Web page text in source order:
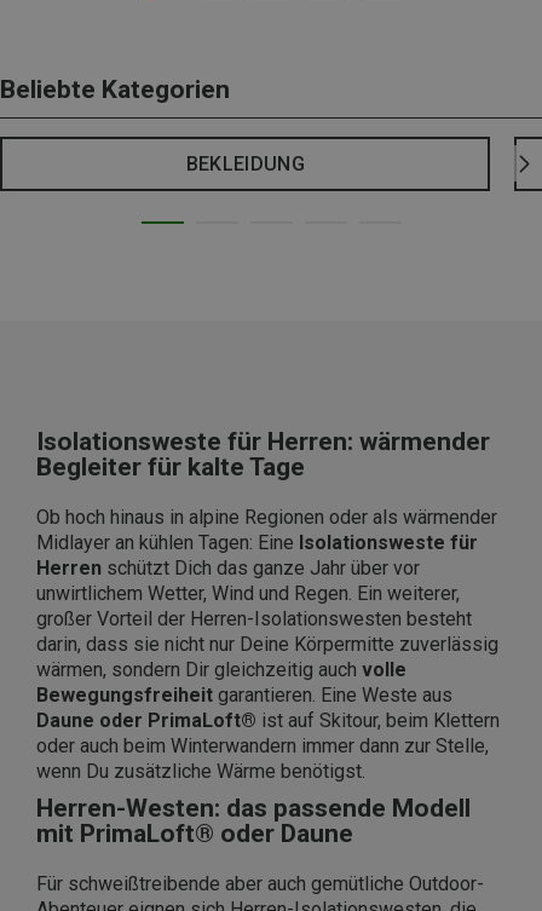
Beliebte Kategorien
BEKLEIDUNG
Isolationsweste für Herren: wärmender
Begleiter für kalte Tage
Ob hoch hinaus in alpine Regionen oder als wärmender
Midlayer an kühlen Tagen: Eine Isolationsweste für
Herren schützt Dich das ganze Jahr über vor
unwirtlichem Wetter, Wind und Regen. Ein weiterer,
großer Vorteil der Herren-Isolationswesten besteht
darin, dass sie nicht nur Deine Körpermitte zuverlässig
wärmen, sondern Dir gleichzeitig auch volle
Bewegungsfreiheit garantieren. Eine Weste aus
Daune oder PrimaLoft® ist auf Skitour, beim Klettern
oder auch beim Winterwandern immer dann zur Stelle,
wenn Du zusätzliche Wärme benötigst.
Herren-Westen: das passende Modell
mit PrimaLoft® oder Daune
Für schweißtreibende aber auch gemütliche Outdoor-